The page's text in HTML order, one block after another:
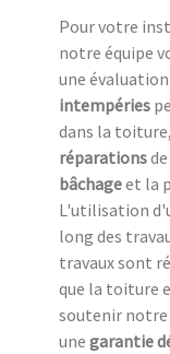
Pour votre
notre équipe
une
intempéries
dans la
réparations
bâchageet la
L'utilisation
long des
travaux sont
que la toiture
soutenir notre
une garantie